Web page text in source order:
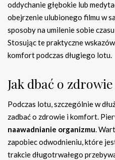
oddychanie głębokie lub
obejrzenie ulubionego filmu w
sposoby na umilenie sobie
Stosując te praktyczne
komfort podczas długiego lotu.
Jak dbać o
Podczas lotu, szczególnie w
zadbać o zdrowie i komfort.
naawadnianie organizmu.
zapobiec odwodnieniu, które
trakcie długotrwałego